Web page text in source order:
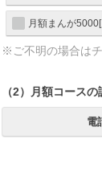
月額まんが
※ご不明の場合はチ
（2）月額コース
電